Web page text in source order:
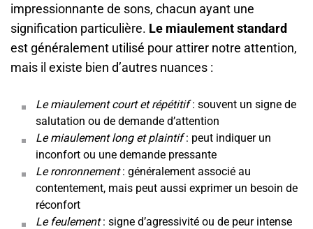
impressionnante de sons, chacun ayant une
signification particulière. Le miaulement standard
est généralement utilisé pour attirer notre attention,
mais il existe bien d’autres nuances :
Le miaulement court et répétitif: souvent un signe de
salutation ou de demande d’attention
Le miaulement long et plaintif: peut indiquer un
inconfort ou une demande pressante
Le ronronnement: généralement associé au
contentement, mais peut aussi exprimer un besoin de
réconfort
Le feulement: signe d’agressivité ou de peur intense